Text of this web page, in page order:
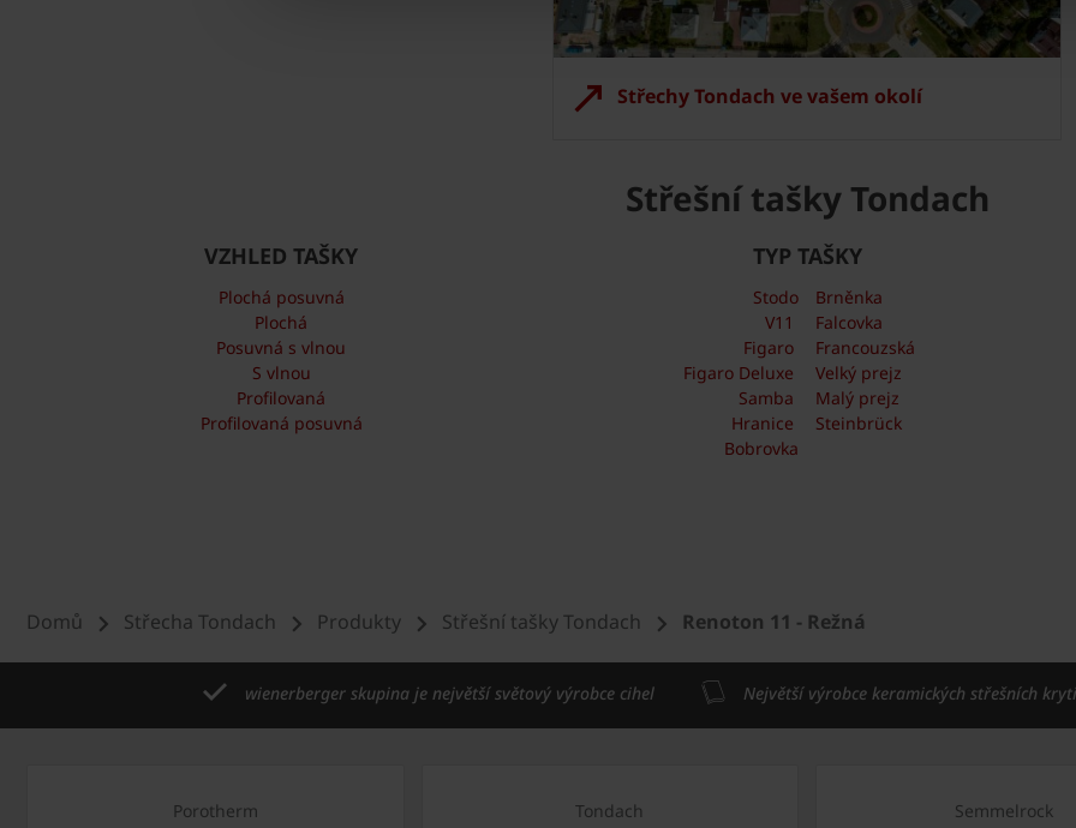
Střechy Tondach ve vašem okolí
Střešní tašky Tondach
VZHLED TAŠKY
Plochá posuvná
Plochá
Posuvná s vlnou
S vlnou
Profilovaná
Profilovaná posuvná
TYP TAŠKY
Stodo
V11
Figaro
Figaro Deluxe
Samba
Hranice
Bobrovka
Brněnka
Falcovka
Francouzská
Velký prejz
Malý prejz
Steinbrück
Domů Střecha Tondach Produkty Střešní tašky Tondach Renoton 11 - Režná
wienerberger skupina je největší světový výrobce cihel Největší výrobce keramických střešních
Porotherm Tondach Semmelrock